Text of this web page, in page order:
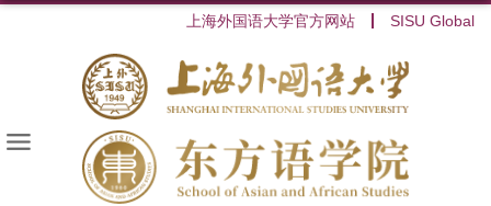
上海外国语大学官方网站 SISU Global